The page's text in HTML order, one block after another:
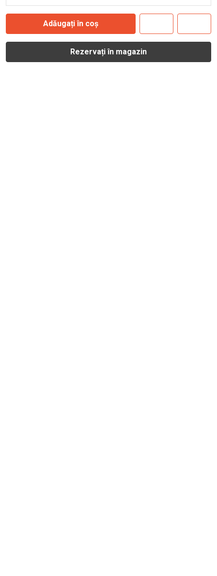
Adăugați în coș
Rezervați în magazin